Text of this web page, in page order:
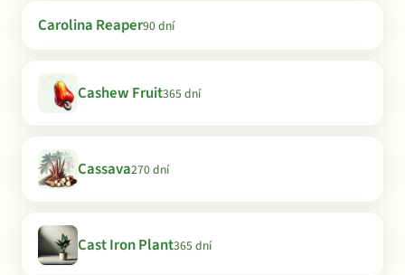
Carolina Reaper90 dní
Cashew Fruit365 dní
Cassava270 dní
Cast Iron Plant365 dní